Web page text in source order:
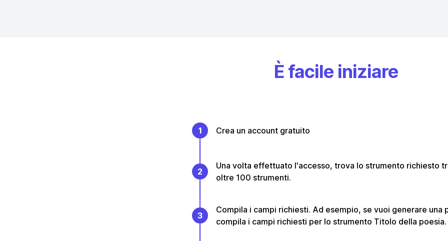
È facile iniziare
1 Crea un account gratuito
2
Una volta effettuato l'accesso, trova lo strumento richiesto
oltre 100 strumenti.
3
Compila i campi richiesti. Ad esempio, se vuoi generare una
compila i campi richiesti per lo strumento Titolo della poesia.